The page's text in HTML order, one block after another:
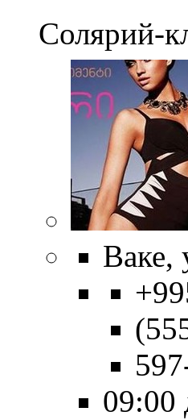
Солярий-
Ваке,
09:00